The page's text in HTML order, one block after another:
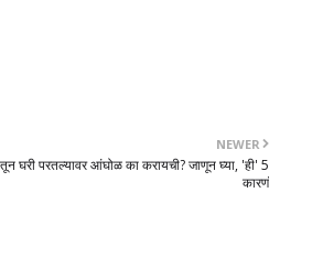
NEWER
घरी परतल्यावर आंघोळ का करायची? जाणून घ्या, 'ही' 5
कारणं